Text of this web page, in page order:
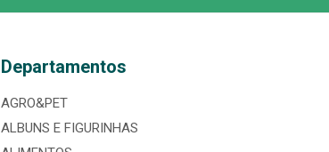
Departamentos
AGRO&PET
ALBUNS E FIGURINHAS